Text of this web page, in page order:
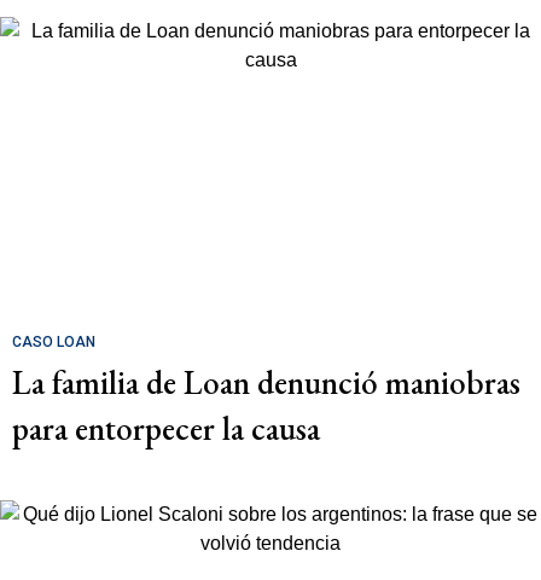
CASO LOAN
La familia de Loan denunció maniobras
para entorpecer la causa